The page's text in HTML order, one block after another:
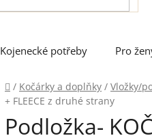
Kojenecké potřeby Pro
Domů
/ Kočárky a doplňky / Vložky/
+ FLEECE z druhé strany
Podložka-